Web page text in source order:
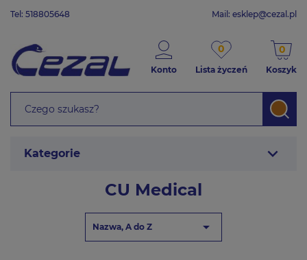
Tel: 518805648 Mail: esklep@cezal.pl
Konto
0
Lista życzeń
0
Koszyk
Kategorie expand_more
CU Medical
Nazwa, A do Z 